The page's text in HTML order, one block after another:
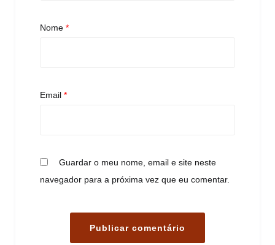
Nome *
Email *
Guardar o meu nome, email e site neste
navegador para a próxima vez que eu comentar.